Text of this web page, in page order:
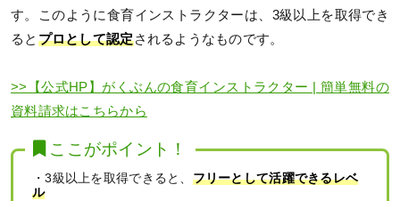
す。このように食育インストラクターは、3級以上を取得でき
ると プロとして認定されるようなものです。
>>【公式HP】がくぶんの食育インストラクター | 簡単無料の
資料請求はこちらから
ここがポイント！
・3級以上を取得できると、 フリーとして活躍できるレベ
ル